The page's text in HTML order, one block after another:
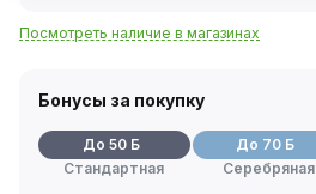
Посмотреть наличие в магазинах
Бонусы за покупку
До 50 Б
Стандартная
До 70 Б
Серебряная